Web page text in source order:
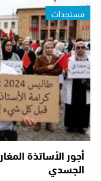
مستجدات
أجور الأساتذة
الجسدي